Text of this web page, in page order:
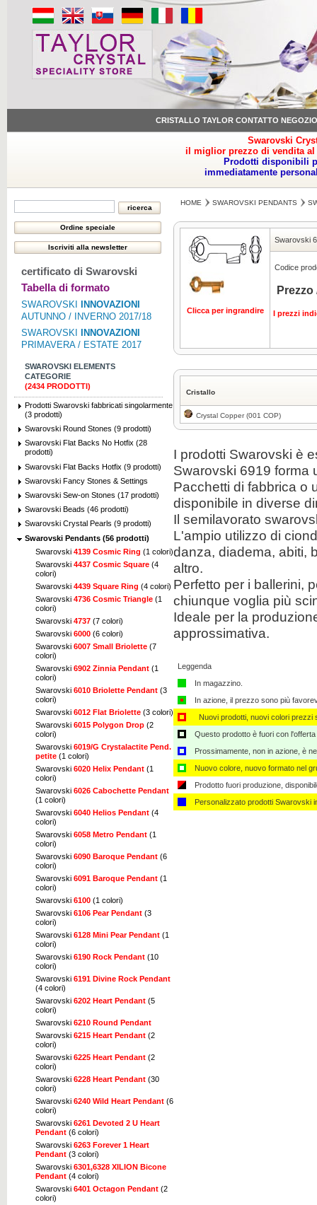
CRISTALLO TAYLOR CONTATTO NEGOZIO
Swarovski
il miglior prezzo di vendita
Prodotti disponibili
immediatamente
certificato di Swarovski
Tabella di formato
SWAROVSKI
INNOVAZIONI
AUTUNNO / INVERNO 2017/18
SWAROVSKI
INNOVAZIONI
PRIMAVERA / ESTATE 2017
SWAROVSKI ELEMENTS
CATEGORIE
(2434 PRODOTTI)
Prodotti Swarovski fabbricati singolarmente
(3 prodotti)
Swarovski Round Stones (9 prodotti)
Swarovski Flat Backs No Hotfix (28
prodotti)
Swarovski Flat Backs Hotfix (9 prodotti)
Swarovski Fancy Stones & Settings
Swarovski Sew-on Stones (17 prodotti)
Swarovski Beads (46 prodotti)
Swarovski Crystal Pearls (9 prodotti)
Swarovski Pendants (56 prodotti)
Swarovski 4139 Cosmic Ring (1 colori)
Swarovski 4437 Cosmic Square (4
colori)
Swarovski 4439 Square Ring (4 colori)
Swarovski 4736 Cosmic Triangle (1
colori)
Swarovski 4737 (7 colori)
Swarovski 6000 (6 colori)
Swarovski 6007 Small Briolette (7
colori)
Swarovski 6902 Zinnia Pendant (1
colori)
Swarovski 6010 Briolette Pendant (3
colori)
Swarovski 6012 Flat Briolette (3 colori)
Swarovski 6015 Polygon Drop (2
colori)
Swarovski 6019/G Crystalactite Pend.
petite (1 colori)
Swarovski 6020 Helix Pendant (1
colori)
Swarovski 6026 Cabochette Pendant
(1 colori)
Swarovski 6040 Helios Pendant (4
colori)
Swarovski 6058 Metro Pendant (1
colori)
Swarovski 6090 Baroque Pendant (6
colori)
Swarovski 6091 Baroque Pendant (1
colori)
Swarovski 6100 (1 colori)
Swarovski 6106 Pear Pendant (3
colori)
Swarovski 6128 Mini Pear Pendant (1
colori)
Swarovski 6190 Rock Pendant (10
colori)
Swarovski 6191 Divine Rock Pendant
(4 colori)
Swarovski 6202 Heart Pendant (5
colori)
Swarovski 6210 Round Pendant
Swarovski 6215 Heart Pendant (2
colori)
Swarovski 6225 Heart Pendant (2
colori)
Swarovski 6228 Heart Pendant (30
colori)
Swarovski 6240 Wild Heart Pendant (6
colori)
Swarovski 6261 Devoted 2 U Heart
Pendant (6 colori)
Swarovski 6263 Forever 1 Heart
Pendant (3 colori)
Swarovski 6301,6328 XILION Bicone
Pendant (4 colori)
Swarovski 6401 Octagon Pendant (2
colori)
HOME SWAROVSKI PENDANTS
Clicca per ingrandire
Swarovski
Codice
I prezzi
Cristallo
Crystal Copper (001 COP)
I prodotti Swarovski è
Swarovski 6919 forma
Pacchetti di fabbrica o
disponibile in diverse
Il semilavorato
L'ampio utilizzo di
danza, diadema, abiti,
altro.
Perfetto per i ballerini,
chiunque voglia più
Ideale per la
approssimativa.
Leggenda
In magazzino.
In azione, il prezzo sono più
Nuovi prodotti, nuovi colori prezzi
Questo prodotto è fuori con
Prossimamente, non in azione, è
Nuovo colore, nuovo formato nel
Prodotto fuori produzione,
Personalizzato ​​prodotti Swarovski